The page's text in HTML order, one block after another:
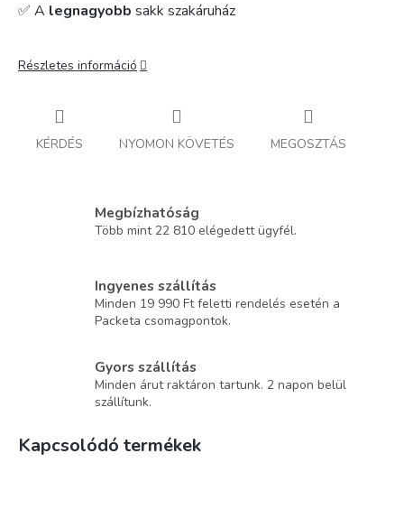
✅ A legnagyobb sakk szakáruház
Részletes információ
KÉRDÉS NYOMON KÖVETÉS MEGOSZTÁS
Megbízhatóság
Több mint 22 810 elégedett ügyfél.
Ingyenes szállítás
Minden 19 990 Ft feletti rendelés esetén a
Packeta csomagpontok.
Gyors szállítás
Minden árut raktáron tartunk. 2 napon belül
szállítunk.
Kapcsolódó termékek